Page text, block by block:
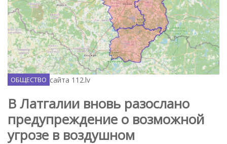
Скриншот с сайта 112.lv
ОБЩЕСТВО
В Латгалии вновь разослано
предупреждение о возможной
угрозе в воздушном